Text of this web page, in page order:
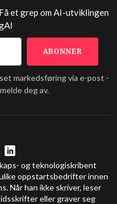
et grep om AI-utviklingen
markedsføring via e-post -
deg av.
og teknologiskribent
oppstartsbedrifter innen
Når han ikke skriver, leser
eller graver seg